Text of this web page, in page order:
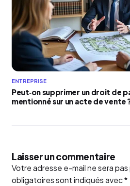
ENTREPRISE
Peut‑on supprimer un droit de
mentionné sur un acte de vente
Laisser un commentaire
Votre adresse e-mail ne sera
obligatoires sont indiqués avec*